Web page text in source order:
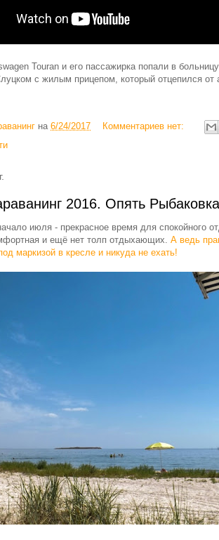
Touran и его пассажирка попали в
с жилым прицепом, который отцепился
на 6/24/2017
Комментариев нет:
2016. Опять Рыбаковка
июля - прекрасное время для спокойного
и ещё нет толп отдыхающих. А ведь
маркизой в кресле и никуда не ехать!